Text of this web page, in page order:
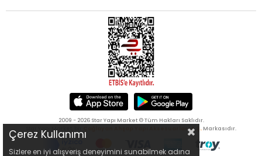
2009 - 2026 Star Yapı Market © Tüm Hakları Saklıdır.
Çağlayan Ahşap Yapı Aksesuarları A.Ş. Markasıdır.
Çerez Kullanımı
Sizlere en iyi alışveriş deneyimini sunabilmek adına